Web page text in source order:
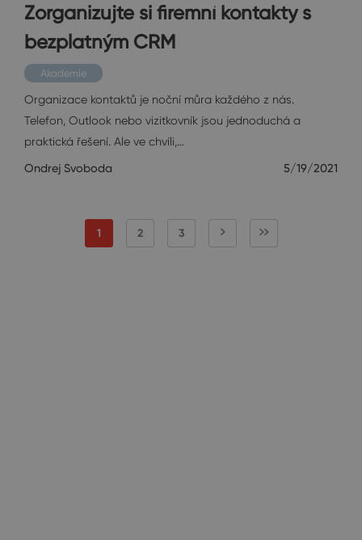
Zorganizujte si firemní kontakty s
bezplatným CRM
Akademie
Organizace kontaktů je noční můra každého z nás.
Telefon, Outlook nebo vizitkovník jsou jednoduchá a
praktická řešení. Ale ve chvíli,…
Ondrej Svoboda 5/19/2021
1 2 3